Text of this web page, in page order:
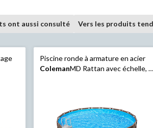
ont aussi consulté Vers les produits
Piscine ronde à armature en acier
ColemanMD Rattan avec échelle, 18